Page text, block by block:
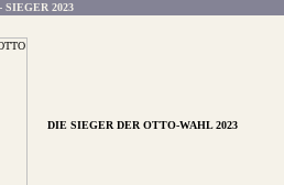
SIEGER 2023
DIE SIEGER DER OTTO-WAHL 2023